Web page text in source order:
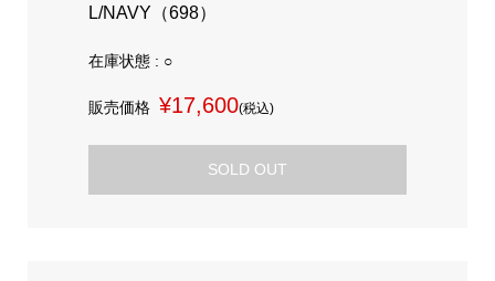
L/NAVY（698）
在庫状態 : ○
販売価格 ¥17,600(税込)
SOLD OUT